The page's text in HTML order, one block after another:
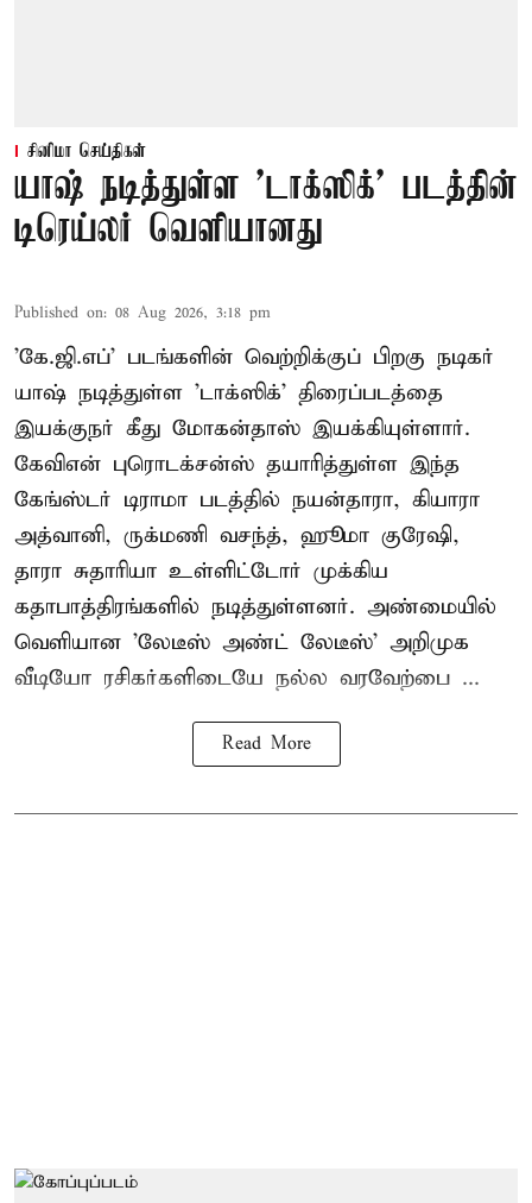
சினிமா செய்திகள்
யாஷ் நடித்துள்ள 'டாக்‌ஸிக்' படத்தின்
டிரெய்லர் வெளியானது
Published on: 08 Aug 2026, 3:18 pm
'கே.ஜி.எப்' படங்களின் வெற்றிக்குப் பிறகு நடிகர்
யாஷ் நடித்துள்ள 'டாக்ஸிக்' திரைப்படத்தை
இயக்குநர் கீது மோகன்தாஸ் இயக்கியுள்ளார்.
கேவிஎன் புரொடக்சன்ஸ் தயாரித்துள்ள இந்த
கேங்ஸ்டர் டிராமா படத்தில் நயன்தாரா, கியாரா
அத்வானி, ருக்மணி வசந்த், ஹூமா குரேஷி,
தாரா சுதாரியா உள்ளிட்டோர் முக்கிய
கதாபாத்திரங்களில் நடித்துள்ளனர். அண்மையில்
வெளியான 'லேடீஸ் அண்ட் லேடீஸ்' அறிமுக
வீடியோ ரசிகர்களிடையே நல்ல வரவேற்பை ...
Read More